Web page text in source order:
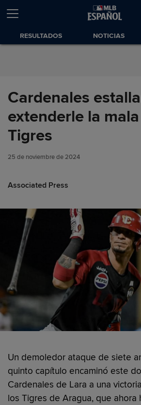
Saltar al Contenido
RESULTADOS NOTICIAS
Cardenales
extenderle la
Tigres
25 de noviembre de 2024
Associated Press
Cardenales estallaron para
extenderle la mala racha a
Tigres
Un demoledor ataque de siete
quinto capítulo encaminó este
Cardenales de Lara a una
los Tigres de Aragua, que ahora